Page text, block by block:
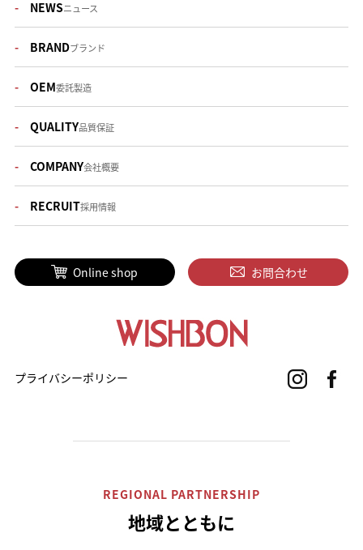
NEWSニュース
BRANDブランド
OEM委託製造
QUALITY品質保証
COMPANY会社概要
RECRUIT採用情報
Online shop お問合わせ
プライバシーポリシー
REGIONAL PARTNERSHIP
地域とともに